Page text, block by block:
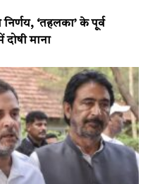
‘तहलका’ के पूर्व
माना